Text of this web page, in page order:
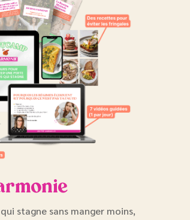
stagne sans manger moins,